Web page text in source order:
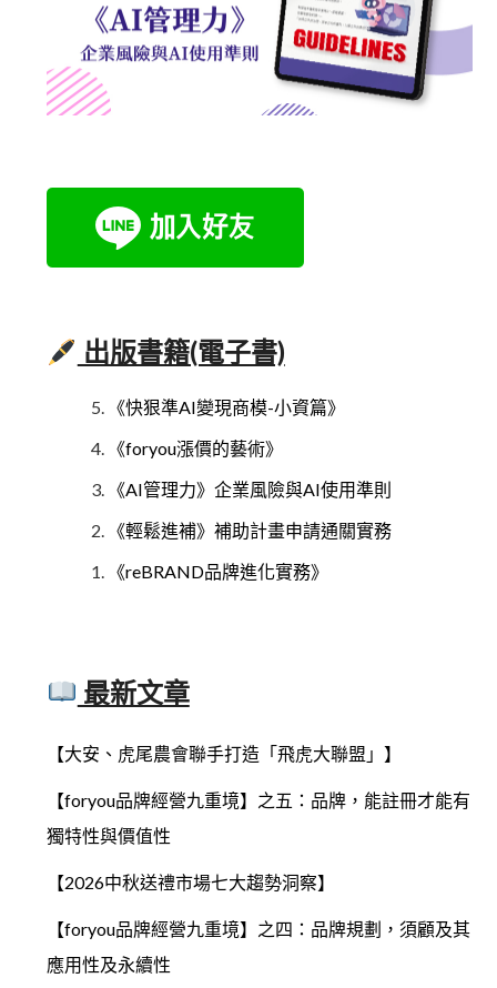
出版書籍(電子書)
《快狠準AI變現商模-小資篇》
《foryou漲價的藝術》
《AI管理力》企業風險與AI使用準則
《輕鬆進補》補助計畫申請通關實務
《reBRAND品牌進化實務》
最新文章
【大安、虎尾農會聯手打造「飛虎大聯盟」】
【foryou品牌經營九重境】之五：品牌，能註冊才能有
獨特性與價值性
【2026中秋送禮市場七大趨勢洞察】
【foryou品牌經營九重境】之四：品牌規劃，須顧及其
應用性及永續性